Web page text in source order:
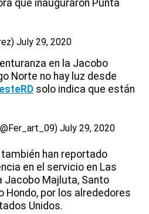
que inauguraron Punta
July 29, 2020
en la Jacobo
Norte no hay luz desde
solo indica que están
July 29, 2020
han reportado
en el servicio en Las
Jacobo Majluta, Santo
Hondo, por los alrededores
Unidos.